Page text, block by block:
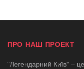
ПРО НАШ ПРОЕКТ
"Легендарний Київ" –